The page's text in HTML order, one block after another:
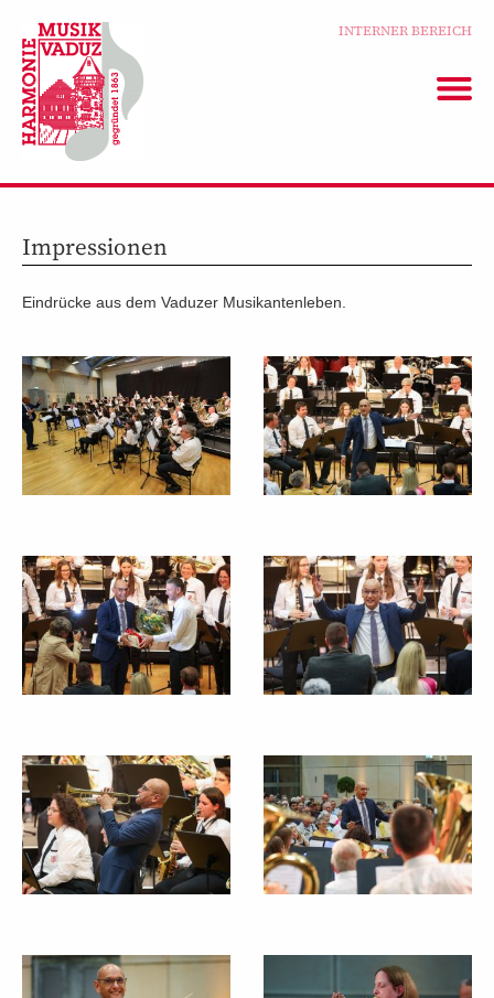
INTERNER BEREICH
Impressionen
Eindrücke aus dem Vaduzer Musikantenleben.